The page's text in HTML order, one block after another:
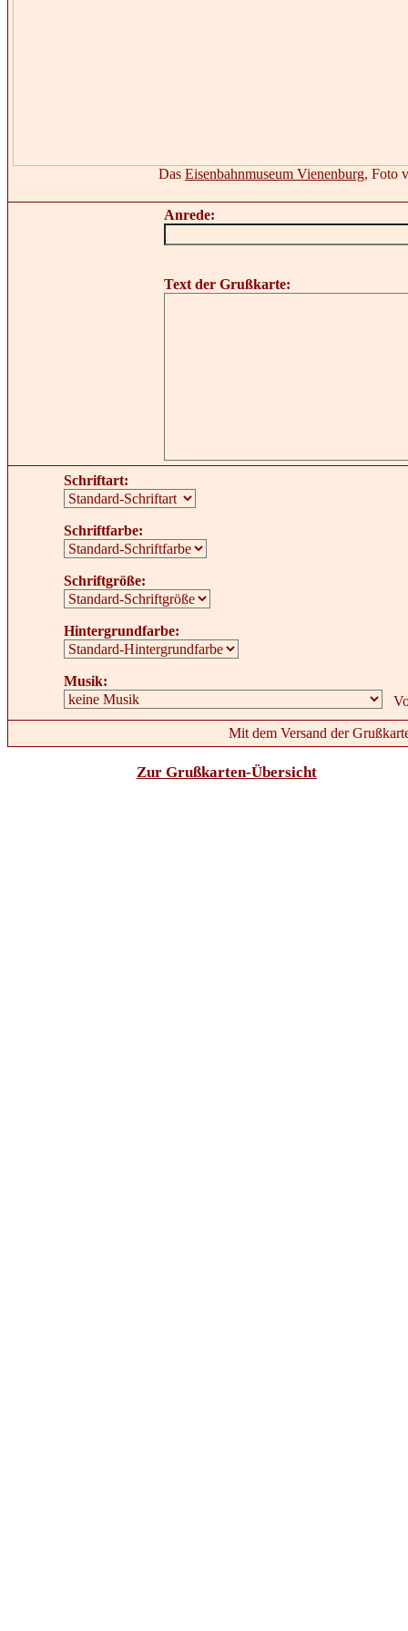
Das Eisenbahnmuseum Vienenburg, Foto
Anrede:
Text der Grußkarte:
Schriftart:
Schriftfarbe:
Schriftgröße:
Hintergrundfarbe:
Musik:
Mit dem Versand der
Zur Grußkarten-Übersicht